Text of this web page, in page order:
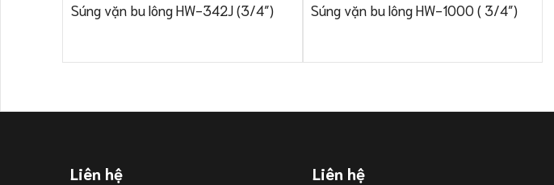
Súng vặn bu lông HW-342J (3/4″) Súng vặn bu lông HW-1000 ( 3/4″)
Liên hệ Liên hệ